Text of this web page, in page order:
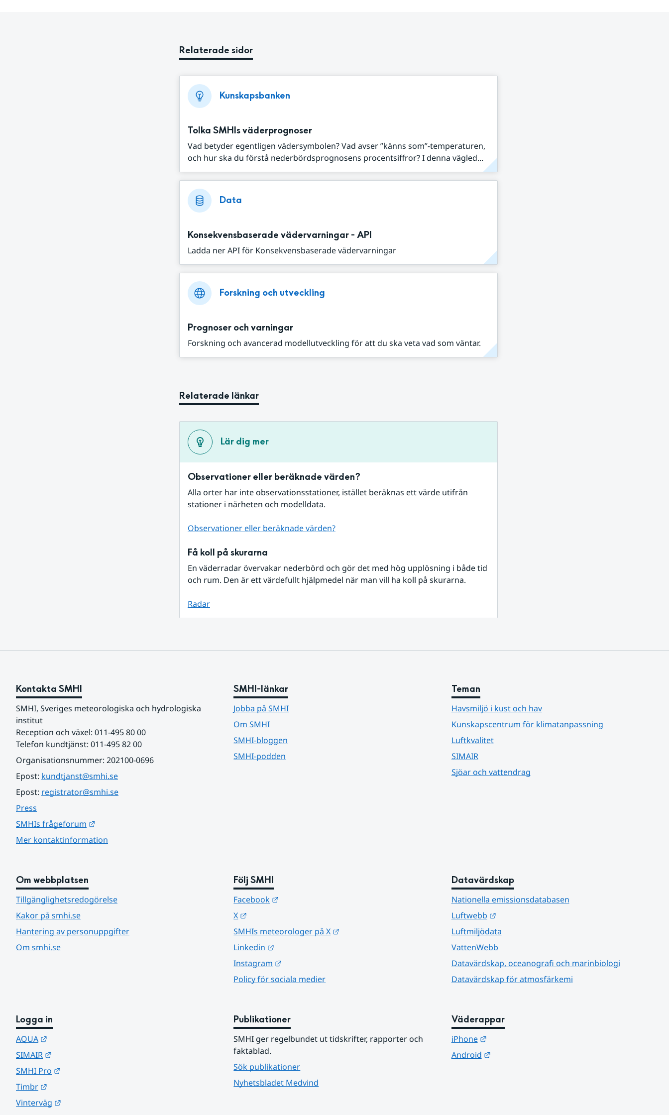
Relaterade sidor
Kunskapsbanken
Tolka SMHIs väderprognoser
Vad betyder egentligen vädersymbolen? Vad avser ”känns som”-temperaturen,
och hur ska du förstå nederbördsprognosens procentsiffror? I denna vägled...
Data
Konsekvensbaserade vädervarningar - API
Ladda ner API för Konsekvensbaserade vädervarningar
Forskning och utveckling
Prognoser och varningar
Forskning och avancerad modellutveckling för att du ska veta vad som väntar.
Relaterade länkar
Lär dig mer
Observationer eller beräknade värden?
Alla orter har inte observationsstationer, istället beräknas ett värde utifrån
stationer i närheten och modelldata.
Observationer eller beräknade värden?
Få koll på skurarna
En väderradar övervakar nederbörd och gör det med hög upplösning i både tid
och rum. Den är ett värdefullt hjälpmedel när man vill ha koll på skurarna.
Radar
Kontakta SMHI
SMHI, Sveriges meteorologiska och hydrologiska
institut
Reception och växel: 011-495 80 00
Telefon kundtjänst: 011-495 82 00
Organisationsnummer: 202100-0696
Epost: kundtjanst@smhi.se
Epost: registrator@smhi.se
Press
SMHIs frågeforum
Mer kontaktinformation
SMHI-länkar
Jobba på SMHI
Om SMHI
SMHI-bloggen
SMHI-podden
Teman
Havsmiljö i kust och hav
Kunskapscentrum för klimatanpassning
Luftkvalitet
SIMAIR
Sjöar och vattendrag
Om webbplatsen
Tillgänglighetsredogörelse
Kakor på smhi.se
Hantering av personuppgifter
Om smhi.se
Följ SMHI
Facebook
X
SMHIs meteorologer på X
Linkedin
Instagram
Policy för sociala medier
Datavärdskap
Nationella emissionsdatabasen
Luftwebb
Länk till annan webbplats.
Luftmiljödata
VattenWebb
Datavärdskap, oceanografi och marinbiologi
Datavärdskap för atmosfärkemi
Logga in
AQUA
SIMAIR
SMHI Pro
Timbr
Vinterväg
Publikationer
SMHI ger regelbundet ut tidskrifter, rapporter och
faktablad.
Sök publikationer
Nyhetsbladet Medvind
Väderappar
iPhone
Länk till annan webbplats.
Android
Länk till annan webbplats.